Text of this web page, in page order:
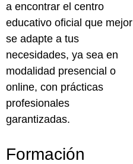
a encontrar el centro
educativo oficial que mejor
se adapte a tus
necesidades, ya sea en
modalidad presencial o
online, con prácticas
profesionales
garantizadas.
Formación